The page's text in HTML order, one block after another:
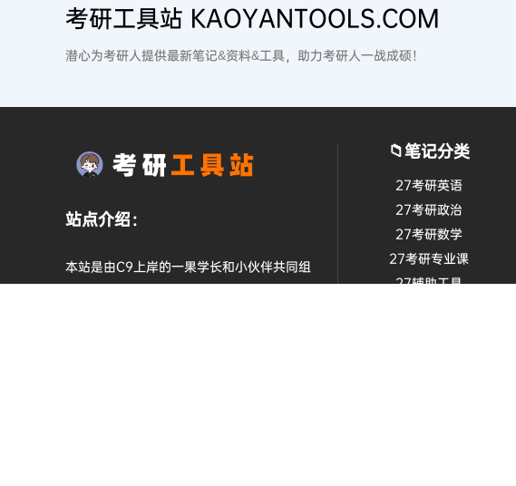
考研工具站 KAOYANTOOLS.COM
潜心为考研人提供最新笔记&资料&工具，助力考研人一战成硕！
站点介绍：
本站是由C9上岸的一果学长和小伙伴共同组
📁笔记分类
27考研英语
27考研政治
27考研数学
27考研专业课
27辅助工具